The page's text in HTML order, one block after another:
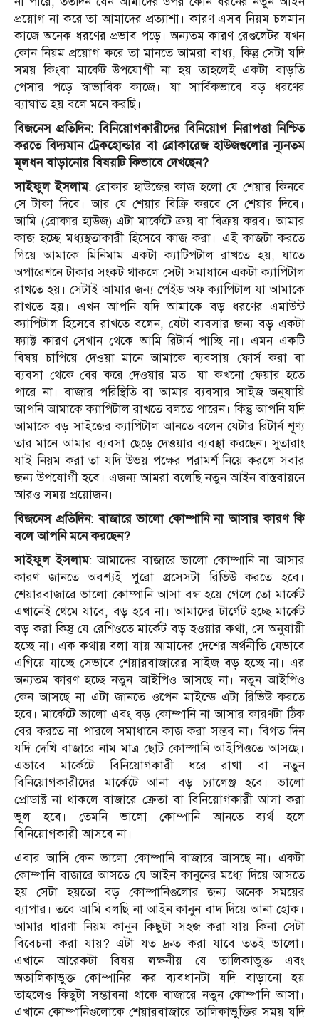
প্রয়োগ না করে তা আমাদের প্রত্যাশা। কারণ এসব নিয়ম চলমান
কাজে অনেক ধরণের প্রভাব পড়ে। অন্যতম কারণ রেগুলেটর যখন
কোন নিয়ম প্রয়োগ করে তা মানতে আমরা বাধ্য, কিন্তু সেটা যদি
সময় কিংবা মার্কেট উপযোগী না হয় তাহলেই একটা বাড়তি
পেসার পড়ে স্বাভাবিক কাজে। যা সার্বিকভাবে বড় ধরণের
ব্যাঘাত হয় বলে মনে করছি।
বিজনেস প্রতিদিন: বিনিয়োগকারীদের বিনিয়োগ নিরাপত্তা নিশ্চিত
করতে বিদ্যমান ট্রেকহোল্ডার বা ব্রোকারেজ হাউজগুলোর ন্যূনতম
মূলধন বাড়ানোর বিষয়টি কিভাবে দেখছেন?
সাইফুল ইসলাম: ব্রোকার হাউজের কাজ হলো যে শেয়ার কিনবে
সে টাকা দিবে। আর যে শেয়ার বিক্রি করবে সে শেয়ার দিবে।
আমি (ব্রোকার হাউজ) এটা মার্কেটে ক্রয় বা বিক্রয় করব। আমার
কাজ হচ্ছে মধ্যস্থতাকারী হিসেবে কাজ করা। এই কাজটা করতে
গিয়ে আমাকে মিনিমাম একটা ক্যাটিপটাল রাখতে হয়, যাতে
অপারেশনে টাকার সংকট থাকলে সেটা সমাধানে একটা ক্যাপিটাল
রাখতে হয়। সেটাই আমার জন্য পেইড অফ ক্যাপিটাল যা আমাকে
রাখতে হয়। এখন আপনি যদি আমাকে বড় ধরণের এমাউন্ট
ক্যাপিটাল হিসেবে রাখতে বলেন, যেটা ব্যবসার জন্য বড় একটা
ফ্যাক্ট কারণ সেখান থেকে আমি রিটার্ন পাচ্ছি না। এমন একটি
বিষয় চাপিয়ে দেওয়া মানে আমাকে ব্যবসায় ফোর্স করা বা
ব্যবসা থেকে বের করে দেওয়ার মত। যা কখনো ফেয়ার হতে
পারে না। বাজার পরিস্থিতি বা আমার ব্যবসার সাইজ অনুযায়ি
আপনি আমাকে ক্যাপিটাল রাখতে বলতে পারেন। কিন্তু আপনি যদি
আমাকে বড় সাইজের ক্যাপিটাল আনতে বলেন যেটার রিটার্ন শূণ্য
তার মানে আমার ব্যবসা ছেড়ে দেওয়ার ব্যবস্থা করছেন। সুতারাং
যাই নিয়ম করা তা যদি উভয় পক্ষের পরামর্শ নিয়ে করলে সবার
জন্য উপযোগী হবে। এজন্য আমরা বলেছি নতুন আইন বাস্তবায়নে
আরও সময় প্রয়োজন।
বিজনেস প্রতিদিন: বাজারে ভালো কোম্পানি না আসার কারণ কি
বলে আপনি মনে করছেন?
সাইফুল ইসলাম: আমাদের বাজারে ভালো কোম্পানি না আসার
কারণ জানতে অবশ্যই পুরো প্রসেসটা রিভিউ করতে হবে।
শেয়ারবাজারে ভালো কোম্পানি আসা বন্ধ হয়ে গেলে তো মার্কেট
এখানেই থেমে যাবে, বড় হবে না। আমাদের টার্গেট হচ্ছে মার্কেট
বড় করা কিন্তু যে রেশিওতে মার্কেট বড় হওয়ার কথা, সে অনুযায়ী
হচ্ছে না। এক কথায় বলা যায় আমাদের দেশের অর্থনীতি যেভাবে
এগিয়ে যাচ্ছে সেভাবে শেয়ারবাজারের সাইজ বড় হচ্ছে না। এর
অন্যতম কারণ হচ্ছে নতুন আইপিও আসছে না। নতুন আইপিও
কেন আসছে না এটা জানতে ওপেন মাইন্ডে এটা রিভিউ করতে
হবে। মার্কেটে ভালো এবং বড় কোম্পানি না আসার কারণটা ঠিক
বের করতে না পারলে সমাধানে কাজ করা সম্ভব না। বিগত দিন
যদি দেখি বাজারে নাম মাত্র ছোট কোম্পানি আইপিওতে আসছে।
এভাবে মার্কেটে বিনিয়োগকারী ধরে রাখা বা নতুন
বিনিয়োগকারীদের মার্কেটে আনা বড় চ্যালেঞ্জ হবে। ভালো
প্রোডাক্ট না থাকলে বাজারে ক্রেতা বা বিনিয়োগকারী আসা করা
ভুল হবে। তেমনি ভালো কোম্পানি আনতে ব্যর্থ হলে
বিনিয়োগকারী আসবে না।
এবার আসি কেন ভালো কোম্পানি বাজারে আসছে না। একটা
কোম্পানি বাজারে আসতে যে আইন কানুনের মধ্যে দিয়ে আসতে
হয় সেটা হয়তো বড় কোম্পানিগুলোর জন্য অনেক সময়ের
ব্যাপার। তবে আমি বলছি না আইন কানুন বাদ দিয়ে আনা হোক।
আমার ধারণা নিয়ম কানুন কিছুটা সহজ করা যায় কিনা সেটা
বিবেচনা করা যায়? এটা যত দ্রুত করা যাবে ততই ভালো।
এখানে আরেকটা বিষয় লক্ষনীয় যে তালিকাভুক্ত এবং
অতালিকাভুক্ত কোম্পানির কর ব্যবধানটা যদি বাড়ানো হয়
তাহলেও কিছুটা সম্ভাবনা থাকে বাজারে নতুন কোম্পানি আসা।
এখানে কোম্পানিগুলোকে শেয়ারবাজারে তালিকাভুক্তির সময় যদি